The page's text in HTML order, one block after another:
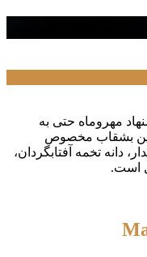
مهروماه حتی به
بشقاب مخصوص
دانه تخمه آفتابگردان،
است.